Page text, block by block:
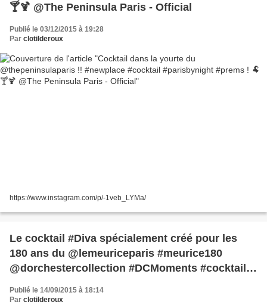
🍸🍹 @The Peninsula Paris - Official
Publié le 03/12/2015 à 19:28
Par clotilderoux
https://www.instagram.com/p/-1veb_LYMa/
Le cocktail #Diva spécialement créé pour les
180 ans du @lemeuriceparis #meurice180
@dorchestercollection #DCMoments #cocktail
#palace #paris #igersparis #hotel Oups j ai
gouté 🎉🙈 @Le Meurice
Publié le 14/09/2015 à 18:14
Par clotilderoux